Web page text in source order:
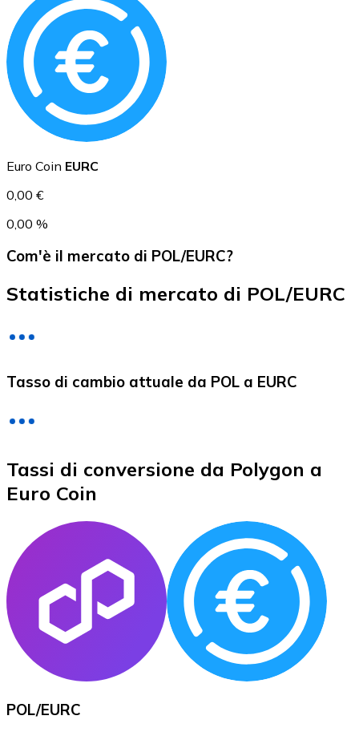
USD Coin
USDC
XRP
XRP
Euro Coin EURC
0,00 €
0,00 %
Com'è il mercato di POL/EURC?
Statistiche di mercato di POL/EURC
Tasso di cambio attuale da POL a EURC
Tassi di conversione da Polygon a
Euro Coin
POL/EURC